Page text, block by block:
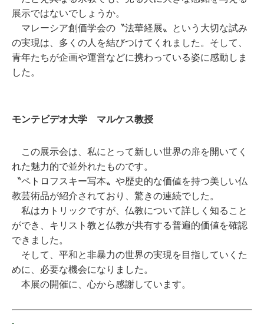
展示ではないでしょうか。
マレーシア創価学会の〝法華経展〟という大切な試み
の実現は、多くの人を結びつけてくれました。そして、
青年たちが企画や運営などに携わっている姿に感動しま
した。
モンテビデオ大学 マルケス教授
この展示会は、私にとって新しい世界の扉を開いてく
れた魅力的で並外れたものです。
〝ペトロフスキー写本〟や歴史的な価値を持つ美しい仏
教芸術品が紹介されており、驚きの連続でした。
私はカトリックですが、仏教について詳しく知ること
ができ、キリスト教と仏教が共有する普遍的価値を確認
できました。
そして、平和と非暴力の世界の実現を目指していくた
めに、必要な機会になりました。
本展の開催に、心から感謝しています。